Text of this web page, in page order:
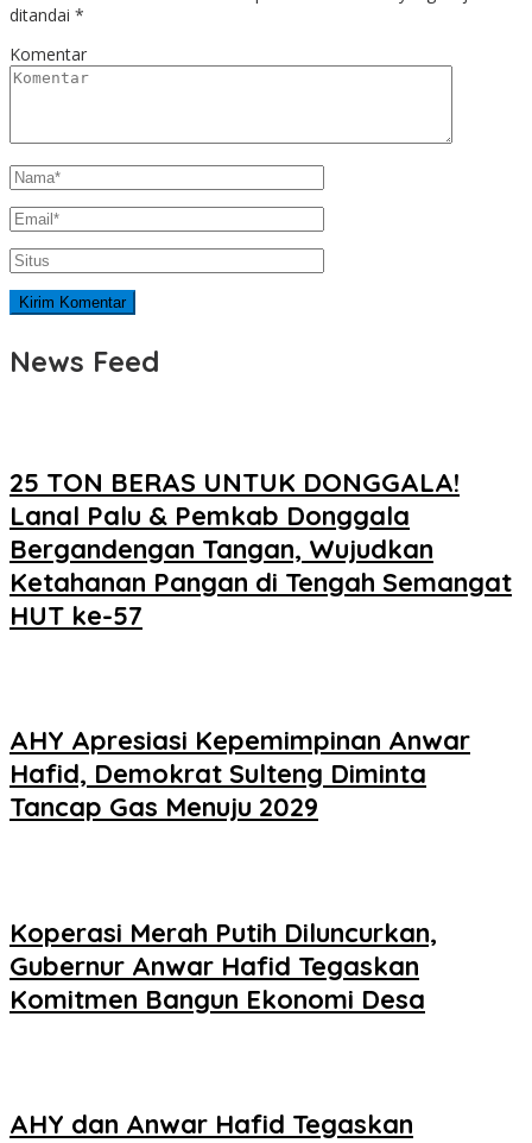
ditandai *
Komentar
News Feed
25 TON BERAS UNTUK DONGGALA!
Lanal Palu & Pemkab Donggala
Bergandengan Tangan, Wujudkan
Ketahanan Pangan di Tengah Semangat
HUT ke-57
AHY Apresiasi Kepemimpinan Anwar
Hafid, Demokrat Sulteng Diminta
Tancap Gas Menuju 2029
Koperasi Merah Putih Diluncurkan,
Gubernur Anwar Hafid Tegaskan
Komitmen Bangun Ekonomi Desa
AHY dan Anwar Hafid Tegaskan